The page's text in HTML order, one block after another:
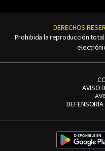
DERECHOS
Prohibida la reproducción
AVISO